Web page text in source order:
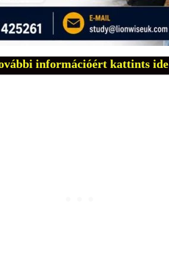
információért kattints ide